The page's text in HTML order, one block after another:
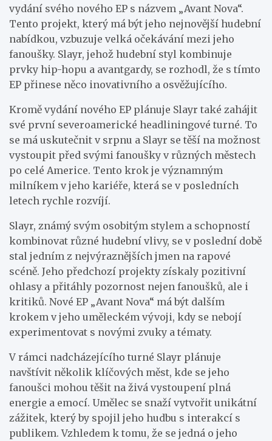
vydání svého nového EP s názvem „Avant Nova“.
Tento projekt, který má být jeho nejnovější hudební
nabídkou, vzbuzuje velká očekávání mezi jeho
fanoušky. Slayr, jehož hudební styl kombinuje
prvky hip-hopu a avantgardy, se rozhodl, že s tímto
EP přinese něco inovativního a osvěžujícího.
Kromě vydání nového EP plánuje Slayr také zahájit
své první severoamerické headliningové turné. To
se má uskutečnit v srpnu a Slayr se těší na možnost
vystoupit před svými fanoušky v různých městech
po celé Americe. Tento krok je významným
milníkem v jeho kariéře, která se v posledních
letech rychle rozvíjí.
Slayr, známý svým osobitým stylem a schopností
kombinovat různé hudební vlivy, se v poslední době
stal jedním z nejvýraznějších jmen na rapové
scéně. Jeho předchozí projekty získaly pozitivní
ohlasy a přitáhly pozornost nejen fanoušků, ale i
kritiků. Nové EP „Avant Nova“ má být dalším
krokem v jeho uměleckém vývoji, kdy se nebojí
experimentovat s novými zvuky a tématy.
V rámci nadcházejícího turné Slayr plánuje
navštívit několik klíčových měst, kde se jeho
fanoušci mohou těšit na živá vystoupení plná
energie a emocí. Umělec se snaží vytvořit unikátní
zážitek, který by spojil jeho hudbu s interakcí s
publikem. Vzhledem k tomu, že se jedná o jeho